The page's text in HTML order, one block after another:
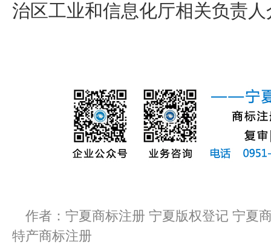
治区工业和信息化厅相关负责
作者：宁夏商标注册 宁夏版权登记 宁夏
特产商标注册